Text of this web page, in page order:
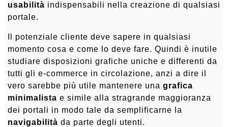
usabilità indispensabili nella creazione di qualsiasi
portale.
Il potenziale cliente deve sapere in qualsiasi
momento cosa e come lo deve fare. Quindi è inutile
studiare disposizioni grafiche uniche e differenti da
tutti gli e-commerce in circolazione, anzi a dire il
vero sarebbe più utile mantenere una grafica
minimalista e simile alla stragrande maggioranza
dei portali in modo tale da semplificarne la
navigabilità da parte degli utenti.